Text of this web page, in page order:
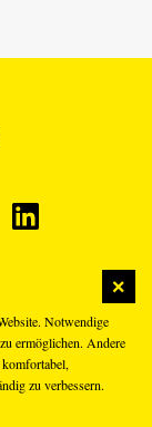
Notwendige
ermöglichen. Andere
zu verbessern.